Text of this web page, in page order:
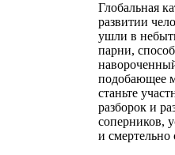
Глобальная
развитии
ушли в
парни,
подобающее
станьте
разборок и
соперников,
и смертельно